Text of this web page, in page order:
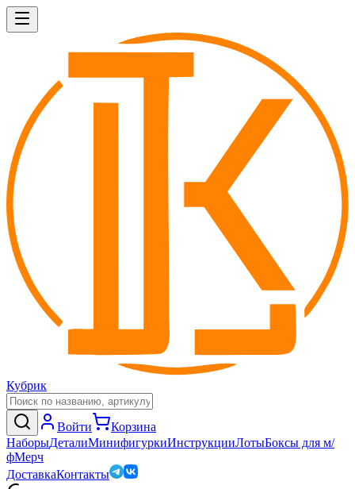
Кубрик
Войти
Корзина
НаборыДеталиМинифигуркиИнструкцииЛотыБоксы для м/
фМерч
ДоставкаКонтакты